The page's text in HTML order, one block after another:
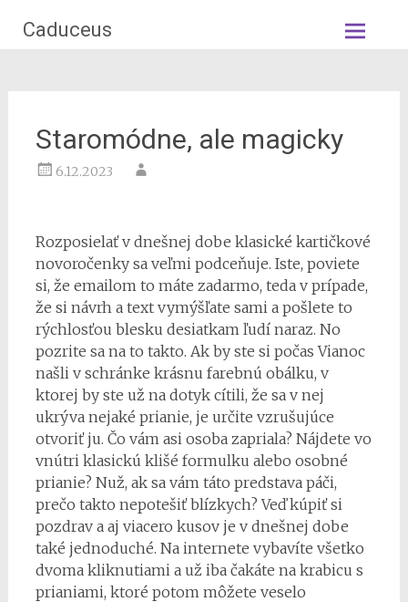
Caduceus
Skip
to
Staromódne, ale magicky
6.12.2023
Rozposielať v dnešnej dobe klasické kartičkové
novoročenkysa veľmi podceňuje. Iste, poviete
si, že emailom to máte zadarmo, teda v prípade,
že si návrh a text vymýšľate sami a pošlete to
rýchlosťou blesku desiatkam ľudí naraz. No
pozrite sa na to takto. Ak by ste si počas Vianoc
našli v schránke krásnu farebnú obálku, v
ktorej by ste už na dotyk cítili, že sa v nej
ukrýva nejaké prianie, je určite vzrušujúce
otvoriť ju. Čo vám asi osoba zapriala? Nájdete vo
vnútri klasickú klišé formulku alebo osobné
prianie? Nuž, ak sa vám táto predstava páči,
prečo takto nepotešiť blízkych? Veď kúpiť si
pozdrav a aj viacero kusov je v dnešnej dobe
také jednoduché. Na internete vybavíte všetko
dvoma kliknutiami a už iba čakáte na krabicu s
prianiami, ktoré potom môžete veselo